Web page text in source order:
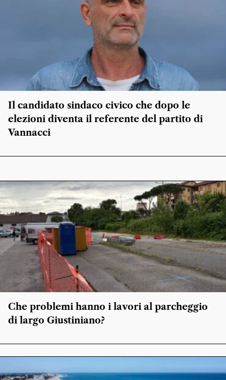
Il candidato sindaco civico che dopo le
elezioni diventa il referente del partito di
Vannacci
Che problemi hanno i lavori al parcheggio
di largo Giustiniano?